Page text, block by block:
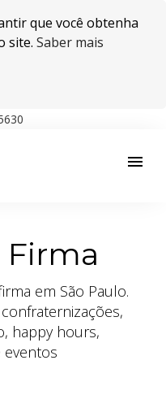
que você obtenha
site. Saber mais
menu
Firma
em São Paulo.
happy hours,
eventos